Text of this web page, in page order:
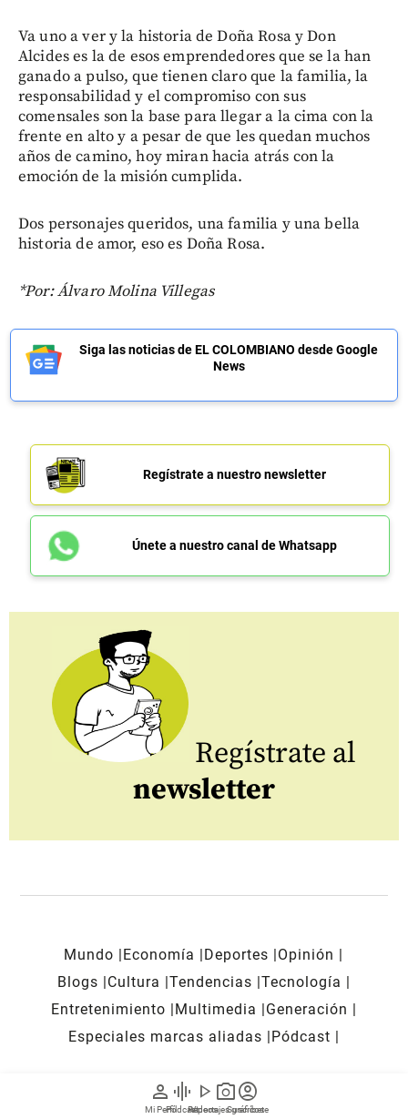
person
Mi Perfil
graphic_eq
Pódcast
play_arrow
Videos
photo_camera
Reportajes gráficos
account_circle
Suscríbete
Va uno a ver y la historia de Doña Rosa y Don
Alcides es la de esos emprendedores que se la han
ganado a pulso, que tienen claro que la familia, la
responsabilidad y el compromiso con sus
comensales son la base para llegar a la cima con la
frente en alto y a pesar de que les quedan muchos
años de camino, hoy miran hacia atrás con la
emoción de la misión cumplida.
Dos personajes queridos, una familia y una bella
historia de amor, eso es Doña Rosa.
*Por: Álvaro Molina Villegas
Siga las noticias de EL COLOMBIANO desde Google
News
Regístrate a nuestro newsletter
Únete a nuestro canal de Whatsapp
Regístrate al
newsletter
Mundo Economía Deportes
Opinión
Blogs
Cultura Tendencias Tecnología
Entretenimiento
Multimedia
Generación
Especiales marcas aliadas
Pódcast
REDES SOCIALES